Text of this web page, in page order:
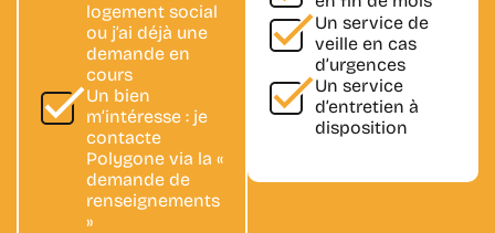
logement social
ou j’ai déjà une
demande en
cours
Un bien
m’intéresse : je
contacte
Polygone via la «
demande de
renseignements
»
Un service de
veille en cas
d’urgences
Un service
d’entretien à
disposition